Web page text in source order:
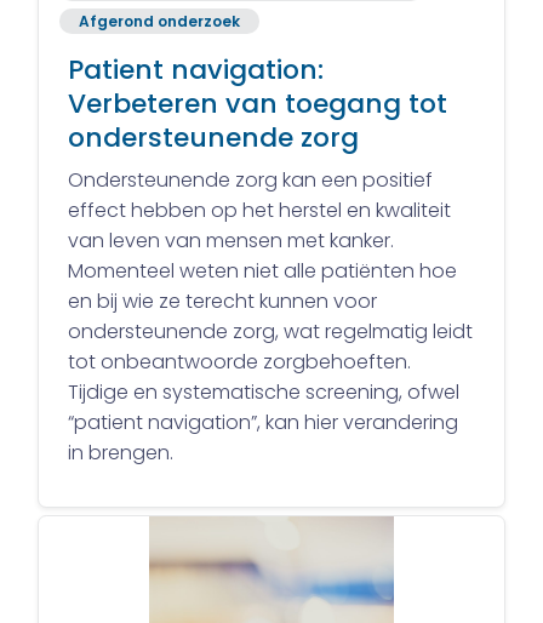
Afgerond onderzoek
Patient navigation:
Verbeteren van toegang tot
ondersteunende zorg
Ondersteunende zorg kan een positief
effect hebben op het herstel en kwaliteit
van leven van mensen met kanker.
Momenteel weten niet alle patiënten hoe
en bij wie ze terecht kunnen voor
ondersteunende zorg, wat regelmatig leidt
tot onbeantwoorde zorgbehoeften.
Tijdige en systematische screening, ofwel
“patient navigation”, kan hier verandering
in brengen.